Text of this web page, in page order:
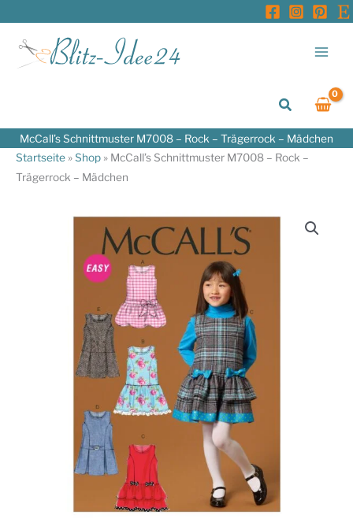
springen
Suchen
McCall’s Schnittmuster M7008 – Rock – Trägerrock – Mädchen
Startseite »Shop » McCall’s Schnittmuster M7008 – Rock –
Trägerrock – Mädchen